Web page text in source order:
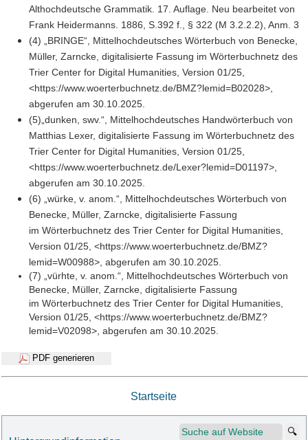
Althochdeutsche Grammatik. 17. Auflage. Neu bearbeitet von
Frank Heidermanns. 1886, S.392 f., § 322 (M 3.2.2.2), Anm. 3
(4) „BRINGE“, Mittelhochdeutsches Wörterbuch von Benecke,
Müller, Zarncke, digitalisierte Fassung im Wörterbuchnetz des
Trier Center for Digital Humanities, Version 01/25,
<https://www.woerterbuchnetz.de/BMZ?lemid=B02028>,
abgerufen am 30.10.2025.
(5)„dunken, swv.“, Mittelhochdeutsches Handwörterbuch von
Matthias Lexer, digitalisierte Fassung im Wörterbuchnetz des
Trier Center for Digital Humanities, Version 01/25,
<https://www.woerterbuchnetz.de/Lexer?lemid=D01197>,
abgerufen am 30.10.2025.
(6) „würke, v. anom.“, Mittelhochdeutsches Wörterbuch von
Benecke, Müller, Zarncke, digitalisierte Fassung
im Wörterbuchnetz des Trier Center for Digital Humanities,
Version 01/25, <https://www.woerterbuchnetz.de/BMZ?
lemid=W00988>, abgerufen am 30.10.2025.
(7) „vürhte, v. anom.“, Mittelhochdeutsches Wörterbuch von
Benecke, Müller, Zarncke, digitalisierte Fassung
im Wörterbuchnetz des Trier Center for Digital Humanities,
Version 01/25, <https://www.woerterbuchnetz.de/BMZ?
lemid=V02098>, abgerufen am 30.10.2025.
PDF generieren
Startseite